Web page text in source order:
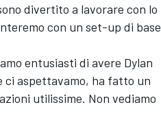
divertito a lavorare con lo
con un set-up di base
entusiasti di avere Dylan
ci aspettavamo, ha fatto un
utilissime. Non vediamo